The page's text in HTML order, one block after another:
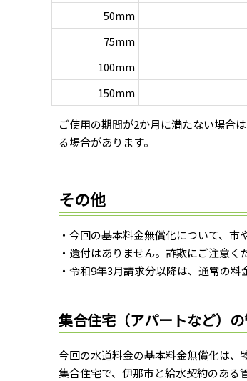
50mm
75mm
100mm
150mm
ご使用の期間が2か月に満たない場合
る場合があります。
その他
・今回の基本料金無償化について、
・還付はありません。詐欺にご注意く
・令和9年3月請求分以降は、通常の料
集合住宅（アパートなど）
今回の水道料金の基本料金無償化は、
集合住宅で、伊那市と給水契約のある